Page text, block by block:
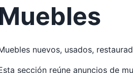
Muebles
nuevos, usados,
sección reúne anuncios de